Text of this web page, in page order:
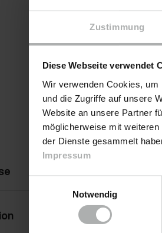
Zustimmung
Diese Webseite verwendet
Wir verwenden Cookies,
und die Zugriffe auf unsere
Website an unsere Partner
möglicherweise mit
der Dienste gesammelt
Impressum
Notwendig